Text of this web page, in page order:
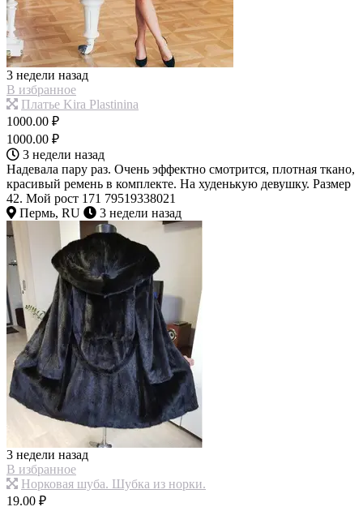
3 недели назад
В избранное
Платье Kira Plastinina
1000.00 ₽
1000.00 ₽
3 недели назад
Надевала пару раз. Очень эффектно смотрится, плотная ткано,
красивый ремень в комплекте. На худенькую девушку. Размер
42. Мой рост 171 79519338021
Пермь, RU
3 недели назад
3 недели назад
В избранное
Норковая шуба. Шубка из норки.
19.00 ₽